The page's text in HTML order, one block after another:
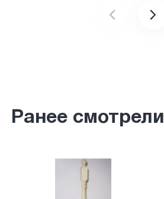
Ранее смотрели